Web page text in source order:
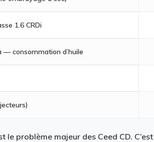
1.6 CRDi
— consommation d’huile
le problème majeur des Ceed CD.